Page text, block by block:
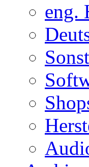
eng.